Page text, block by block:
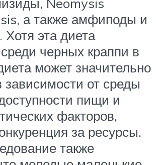
а также амфиподы и
эта диета
черных краппи в
может значительно
зависимости от среды
пищи и
факторов,
за ресурсы.
также